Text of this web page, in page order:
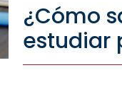
¿Cómo
estudiar